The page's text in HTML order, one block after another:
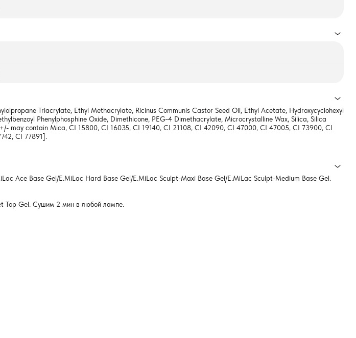
Triacrylate, Ethyl Methacrylate, Ricinus Communis Castor Seed Oil, Ethyl Acetate, Hydroxycyclohexyl
Phenylphosphine Oxide, Dimethicone, PEG-4 Dimethacrylate, Microcrystalline Wax, Silica, Silica
may contain Mica, CI 15800, CI 16035, CI 19140, CI 21108, CI 42090, CI 47000, CI 47005, CI 73900, CI
CI 77891].
Ace Base Gel/E.MiLac Hard Base Gel/E.MiLac Sculpt-Maxi Base Gel/E.MiLac Sculpt-Medium Base Gel.
Top Gel. Сушим 2 мин в любой лампе.